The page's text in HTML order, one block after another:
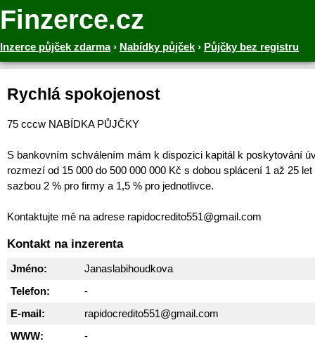
Finzerce.cz
Inzerce půjček zdarma› Nabídky půjček › Půjčky bez registru
Rychlá spokojenost
75 cccw NABÍDKA PŮJČKY
S bankovním schválením mám k dispozici kapitál k poskytování
rozmezí od 15 000 do 500 000 000 Kč s dobou splácení 1 až 25
sazbou 2 % pro firmy a 1,5 % pro jednotlivce.
Kontaktujte mě na adrese rapidocredito551@gmail.com
Kontakt na inzerenta
Jméno:
Janaslabihoudkova
Telefon:
-
E-mail:
rapidocredito551@gmail.com
WWW:
-